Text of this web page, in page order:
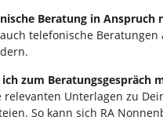
Beratung in Anspruch
telefonische
zum Beratungsgespräch
Unterlagen zu
So kann sich RA